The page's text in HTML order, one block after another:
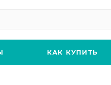
КАК КУПИТЬ